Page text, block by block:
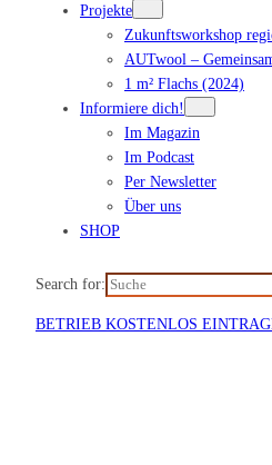
Projekte
Zukunftsworkshop
AUTwool –
1 m² Flachs (2024)
Informiere dich!
Im Magazin
Im Podcast
Per Newsletter
Über uns
SHOP
Search for:
BETRIEB KOSTENLOS